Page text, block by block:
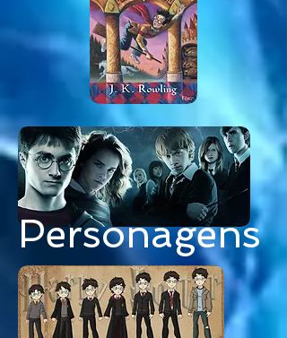
Personagens